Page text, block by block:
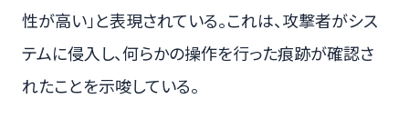
性が高い」と表現されている。これは、攻撃者がシス
テムに侵入し、何らかの操作を行った痕跡が確認さ
れたことを示唆している。